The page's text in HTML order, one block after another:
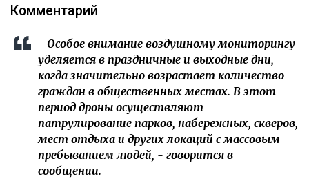
Комментарий
- Особое внимание воздушному мониторингу
уделяется в праздничные и выходные дни,
когда значительно возрастает количество
граждан в общественных местах. В этот
период дроны осуществляют
патрулирование парков, набережных, скверов,
мест отдыха и других локаций с массовым
пребыванием людей, - говорится в
сообщении.